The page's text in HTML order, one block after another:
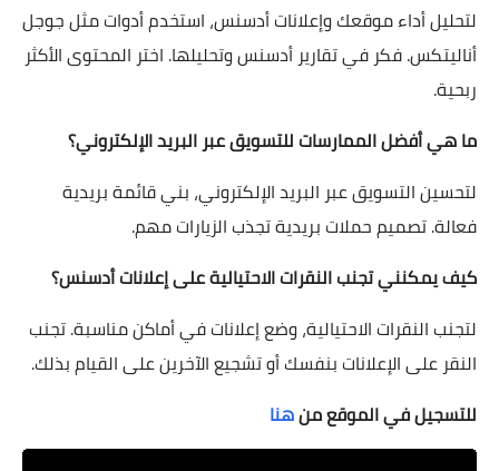
لتحليل أداء موقعك وإعلانات أدسنس، استخدم أدوات مثل جوجل
أناليتكس. فكر في تقارير أدسنس وتحليلها. اختر المحتوى الأكثر
ربحية.
ما هي أفضل الممارسات للتسويق عبر البريد الإلكتروني؟
لتحسين التسويق عبر البريد الإلكتروني، بني قائمة بريدية
فعالة. تصميم حملات بريدية تجذب الزيارات مهم.
كيف يمكنني تجنب النقرات الاحتيالية على إعلانات أدسنس؟
لتجنب النقرات الاحتيالية، وضع إعلانات في أماكن مناسبة. تجنب
النقر على الإعلانات بنفسك أو تشجيع الآخرين على القيام بذلك.
للتسجيل في الموقع منهنا